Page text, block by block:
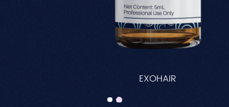
EXOHAIR